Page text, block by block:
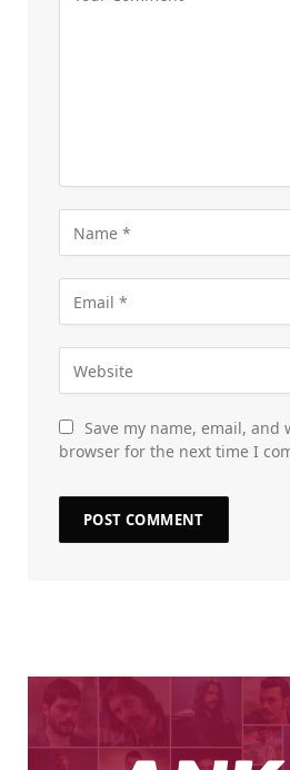
Save my name, email, and
browser for the next time I